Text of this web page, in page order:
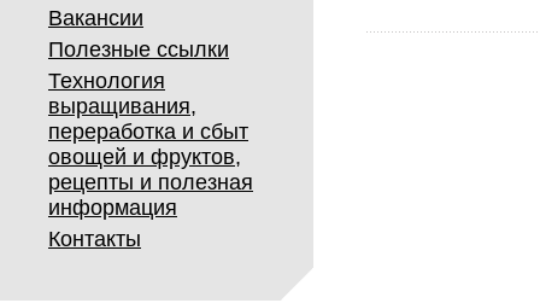
Вакансии
Полезные ссылки
Технология
выращивания,
переработка и сбыт
овощей и фруктов,
рецепты и полезная
информация
Контакты